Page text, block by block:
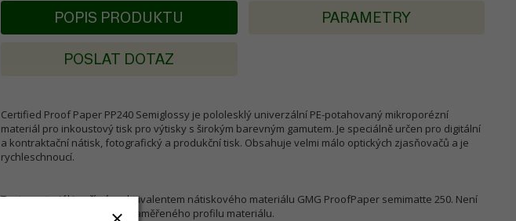
POPIS PRODUKTU PARAMETRY
POSLAT DOTAZ
Certified Proof Paper PP240 Semiglossy je pololesklý univerzální PE-potahovaný mikroporézní
materiál pro inkoustový tisk pro výtisky s širokým barevným gamutem. Je speciálně určen pro digitální
a kontraktační nátisk, fotografický a produkční tisk. Obsahuje velmi málo optických zjasňovačů a je
rychleschnoucí.
Tento materiál je přímým ekvivalentem nátiskového materiálu GMG ProofPaper semimatte 250. Není
potřeba změny stávajícího naměřeného profilu materiálu.